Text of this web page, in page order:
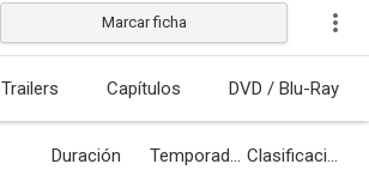
Marcar ficha
Trailers Capítulos DVD / Blu-Ray
Duración Temporadas Clasificación por edades